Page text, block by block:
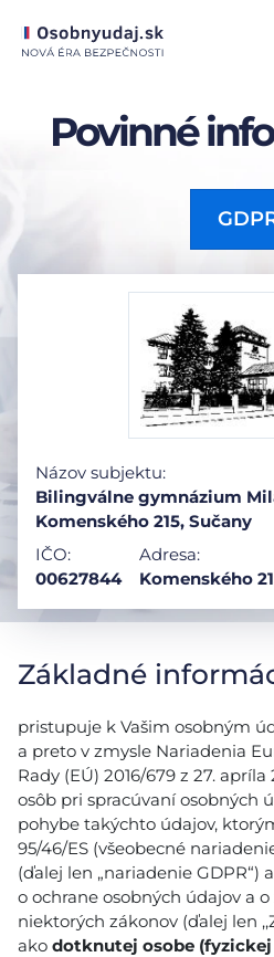
Povinné
Názov subjektu:
Bilingválne gymnázium
Komenského 215, Sučany
IČO:
00627844
Adresa:
Komenského
Základné
pristupuje k Vašim osobným
a preto v zmysle Nariadenia
Rady (EÚ) 2016/679 z 27.
osôb pri spracúvaní osobných
pohybe takýchto údajov,
95/46/ES (všeobecné
(ďalej len „nariadenie GDPR“)
o ochrane osobných údajov a
niektorých zákonov (ďalej len
ako dotknutej osobe